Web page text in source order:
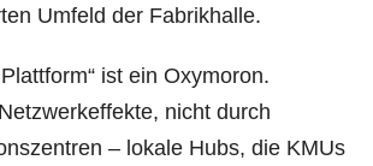
Umfeld der Fabrikhalle.
ist ein Oxymoron.
nicht durch
– lokale Hubs, die KMUs